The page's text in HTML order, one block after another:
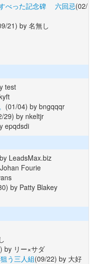
べった記念碑 六回忌(02/
21) by 名無し
test
(01/04) by bngqqqr
29) by nkeltjr
epqdsdi
LeadsMax.biz
Fourie
by Patty Blakey
by リー×サダ
う三人組(09/22) by 大好